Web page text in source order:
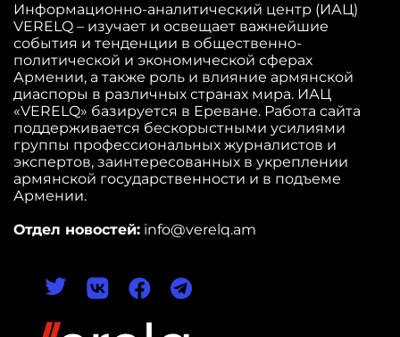
Информационно-аналитический центр (ИАЦ)
VERELQ – изучает и освещает важнейшие
события и тенденции в общественно-
политической и экономической сферах
Армении, а также роль и влияние армянской
диаспоры в различных странах мира. ИАЦ
«VERELQ» базируется в Ереване. Работа сайта
поддерживается бескорыстными усилиями
группы профессиональных журналистов и
экспертов, заинтересованных в укреплении
армянской государственности и в подъеме
Армении.
Отдел новостей: info@verelq.am